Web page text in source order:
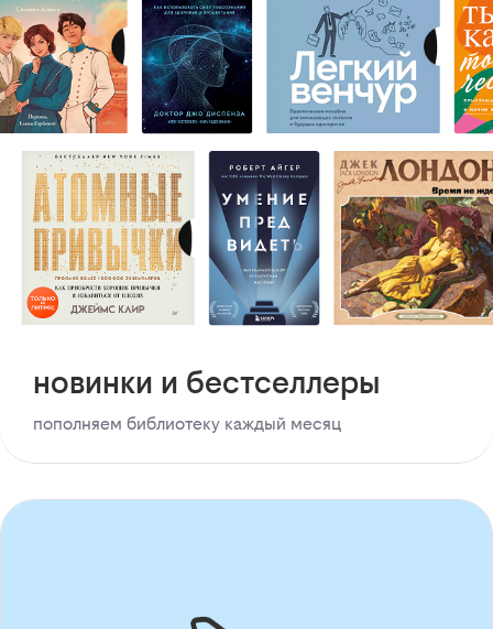
новинки и бестселлеры
пополняем библиотеку каждый месяц